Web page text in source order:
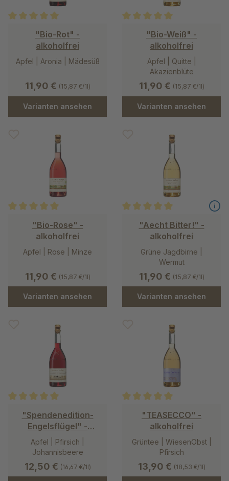
Durchschnittliche Bewertung von 5 von 5 Sternen
"Bio-Rot" -
alkoholfrei
Apfel | Aronia | Mädesüß
11,90 € (15,87 €/1l)
Varianten ansehen
Durchschnittliche Bewertung
"Bio-Weiß" -
alkoholfrei
Apfel | Quitte |
Akazienblüte
11,90 € (15,87 €/1l)
Varianten ansehen
"Bio-Rose" -
alkoholfrei
Apfel | Rose | Minze
11,90 € (15,87 €/1l)
Varianten ansehen
"Aecht Bitter!" -
alkoholfrei
Grüne Jagdbirne |
Wermut
11,90 € (15,87 €/1l)
Varianten ansehen
"Spendenedition-
Engelsflügel" -
alkoholfrei
Apfel | Pfirsich |
Johannisbeere
12,50 € (16,67 €/1l)
"TEASECCO" -
alkoholfrei
Grüntee | WiesenObst |
Pfirsich
13,90 € (18,53 €/1l)